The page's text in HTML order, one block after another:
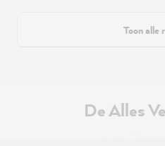
Toon alle
De Alles